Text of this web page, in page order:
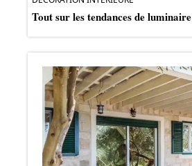
Tout sur les tendances de luminaire